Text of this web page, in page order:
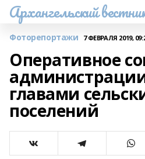
Архангельский
Фоторепортажи 7 ФЕВРАЛЯ 2019,
Оперативное
главами
поселений